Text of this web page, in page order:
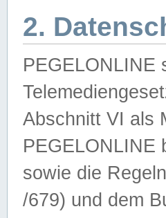
2.
PEGELONLINE
Abschnitt VI als
PEGELONLINE
sowie die
/679) und dem